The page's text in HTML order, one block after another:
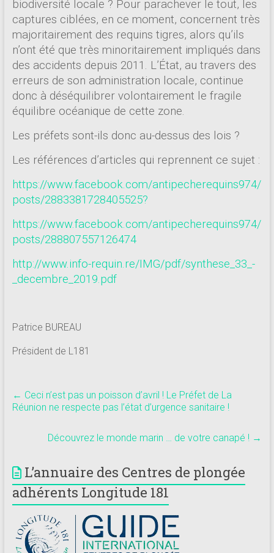
biodiversité locale ? Pour parachever le tout, les
captures ciblées, en ce moment, concernent très
majoritairement des requins tigres, alors qu’ils
n’ont été que très minoritairement impliqués dans
des accidents depuis 2011. L’État, au travers des
erreurs de son administration locale, continue
donc à déséquilibrer volontairement le fragile
équilibre océanique de cette zone.
Les préfets sont-ils donc au-dessus des lois ?
Les références d’articles qui reprennent ce sujet :
https://www.facebook.com/antipecherequins974/
posts/2883381728405525?
https://www.facebook.com/antipecherequins974/
posts/288807557126474
http://www.info-requin.re/IMG/pdf/synthese_33_-
_decembre_2019.pdf
Patrice BUREAU
Président de L181
← Ceci n’est pas un poisson d’avril ! Le Préfet de La
Réunion ne respecte pas l’état d’urgence sanitaire !
Découvrez le monde marin … de votre canapé ! →
L’annuaire des Centres de plongée
adhérents Longitude 181